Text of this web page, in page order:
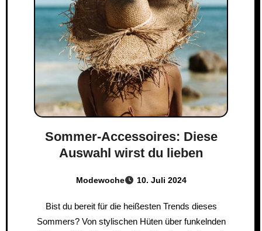
Sommer-Accessoires: Diese
Auswahl wirst du lieben
Modewoche 10. Juli 2024
Bist du bereit für die heißesten Trends dieses
Sommers? Von stylischen Hüten über funkelnden